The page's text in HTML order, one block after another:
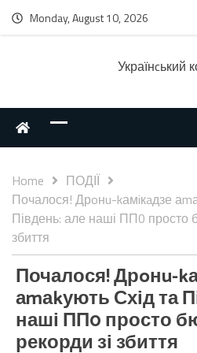
Monday, August 10, 2026
Українcький
Home
ПОДІЇ
Почалося! Дрoнu-kамiкaдзе
Південь: але наші ПП0 просто
збиття
Почалося! Дрoнu-
аmаkують Схід та
наші ПП0 просто
рекорди зі збиття